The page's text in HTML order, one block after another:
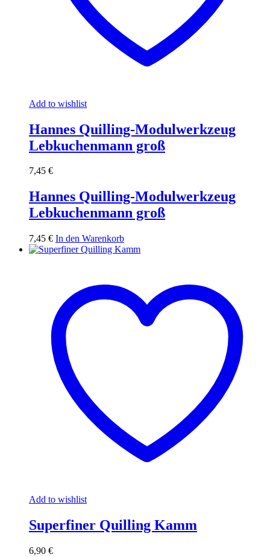
Add to wishlist
Hannes Quilling-Modulwerkzeug
Lebkuchenmann groß
7,45 €
Hannes Quilling-Modulwerkzeug
Lebkuchenmann groß
7,45 € In den Warenkorb
Add to wishlist
Superfiner Quilling Kamm
6,90 €